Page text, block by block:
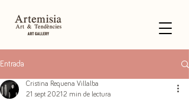
Entrada
Cristina Requena Villalba
21 sept 2021 2 min de lectura